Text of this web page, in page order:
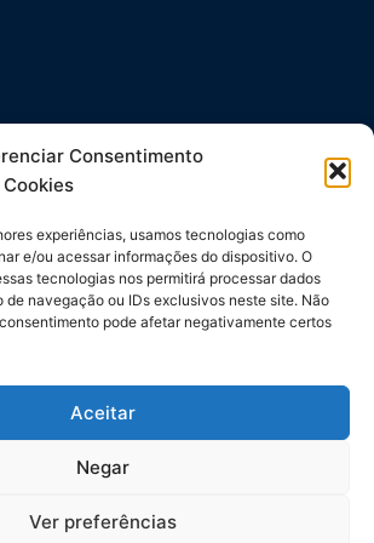
Consentimento
experiências, usamos tecnologias como
e/ou acessar informações do dispositivo. O
tecnologias nos permitirá processar dados
de navegação ou IDs exclusivos neste site. Não
pode afetar negativamente certos
Aceitar
Negar
Ver preferências
direitos reservados. SINTASPMPR © 2024